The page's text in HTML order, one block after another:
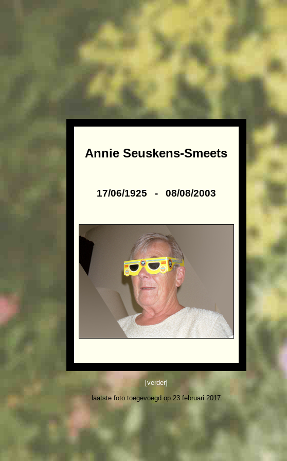
Annie Seuskens-Smeets
17/06/1925 - 08/08/2003
[verder]
laatste foto toegevoegd op 23 februari 2017